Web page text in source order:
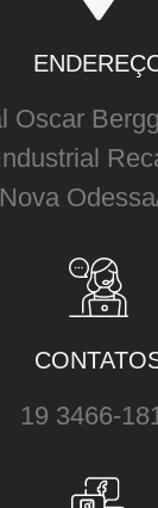
Oscar
Nova
19 3466-